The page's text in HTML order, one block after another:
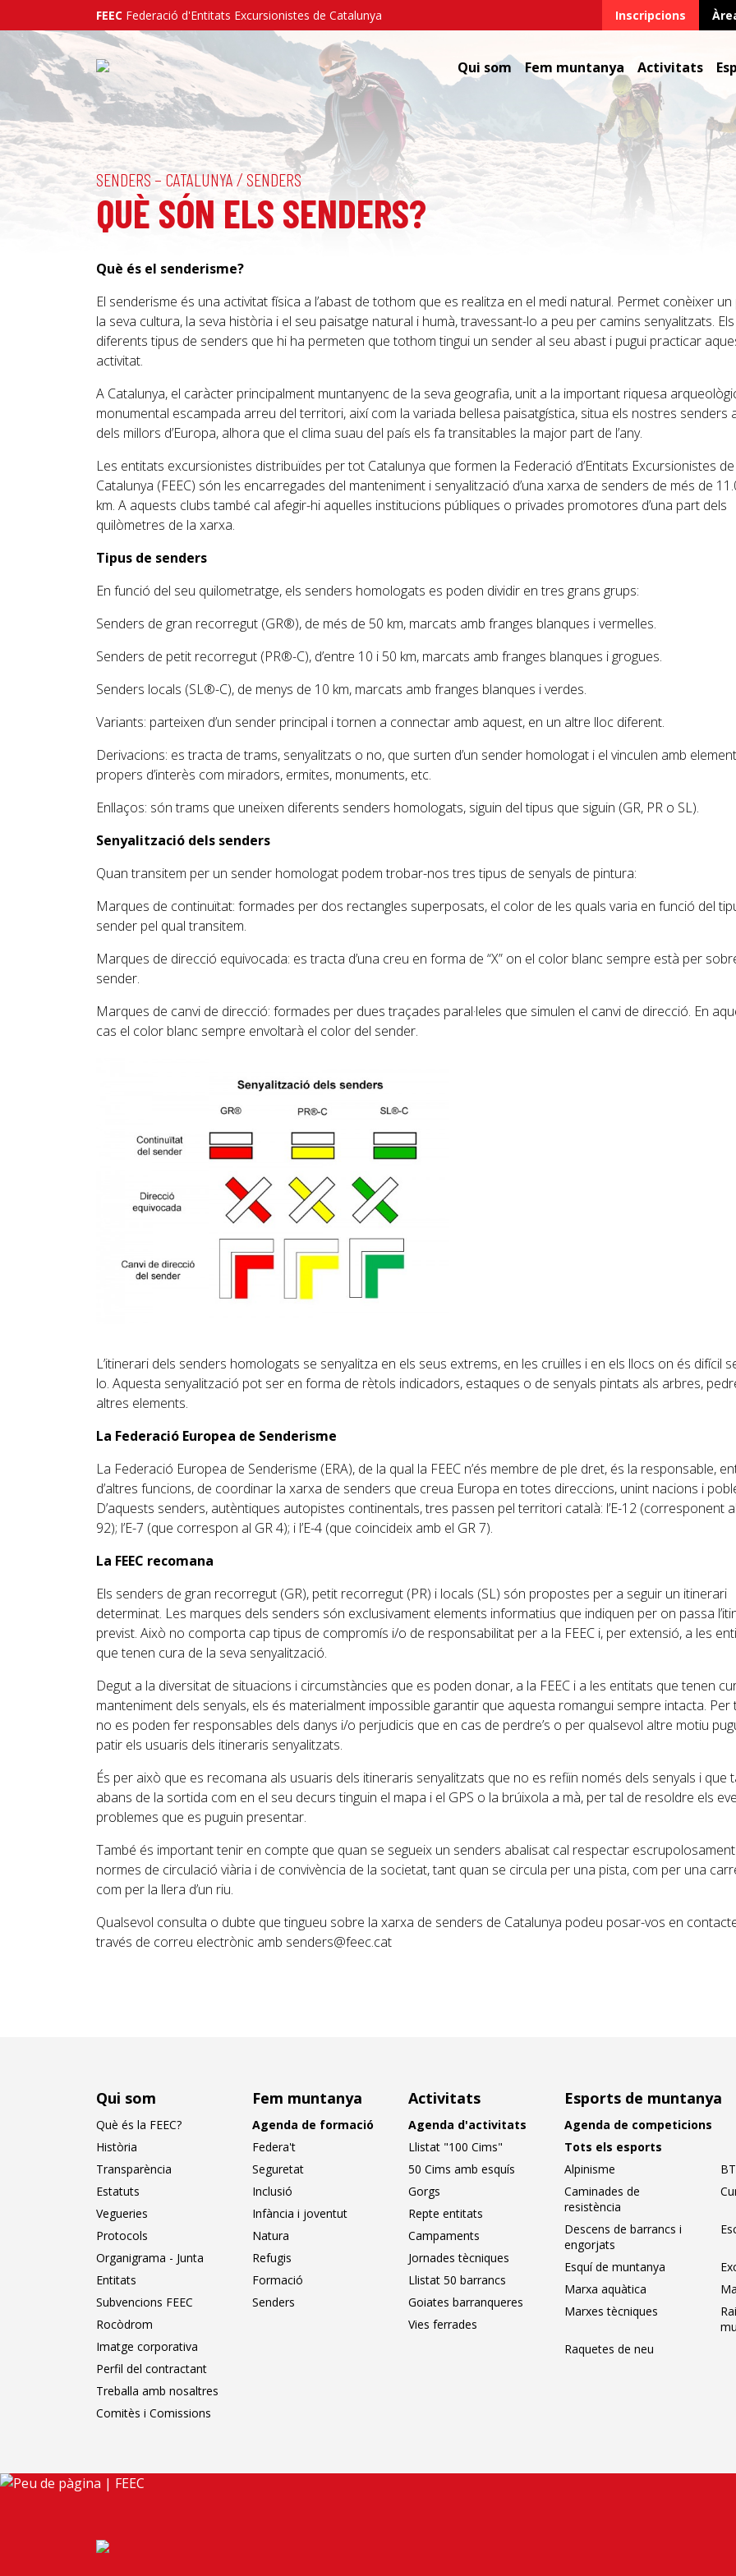
FEEC Federació d'Entitats Excursionistes de Catalunya Inscripcions
Qui som Fem muntanya Activitats
SENDERS – CATALUNYA/SENDERS
QUÈ SÓN ELS SENDERS?
Què és el senderisme?
El senderisme és una activitat física a l’abast de tothom que es realitza en el medi natural. Permet conèixer un
la seva cultura, la seva història i el seu paisatge natural i humà, travessant-lo a peu per camins senyalitzats. Els
diferents tipus de senders que hi ha permeten que tothom tingui un sender al seu abast i pugui practicar
activitat.
A Catalunya, el caràcter principalment muntanyenc de la seva geografia, unit a la important riquesa
monumental escampada arreu del territori, així com la variada bellesa paisatgística, situa els nostres senders
dels millors d’Europa, alhora que el clima suau del país els fa transitables la major part de l’any.
Les entitats excursionistes distribuïdes per tot Catalunya que formen la Federació d’Entitats Excursionistes de
Catalunya (FEEC) són les encarregades del manteniment i senyalització d’una xarxa de senders de més de
km. A aquests clubs també cal afegir-hi aquelles institucions públiques o privades promotores d’una part dels
quilòmetres de la xarxa.
Tipus de senders
En funció del seu quilometratge, els senders homologats es poden dividir en tres grans grups:
Senders de gran recorregut (GR®), de més de 50 km, marcats amb franges blanques i vermelles.
Senders de petit recorregut (PR®-C), d’entre 10 i 50 km, marcats amb franges blanques i grogues.
Senders locals (SL®-C), de menys de 10 km, marcats amb franges blanques i verdes.
Variants: parteixen d’un sender principal i tornen a connectar amb aquest, en un altre lloc diferent.
Derivacions: es tracta de trams, senyalitzats o no, que surten d’un sender homologat i el vinculen amb
propers d’interès com miradors, ermites, monuments, etc.
Enllaços: són trams que uneixen diferents senders homologats, siguin del tipus que siguin (GR, PR o SL).
Senyalització dels senders
Quan transitem per un sender homologat podem trobar-nos tres tipus de senyals de pintura:
Marques de continuïtat: formades per dos rectangles superposats, el color de les quals varia en funció del
sender pel qual transitem.
Marques de direcció equivocada: es tracta d’una creu en forma de “X” on el color blanc sempre està per
sender.
Marques de canvi de direcció: formades per dues traçades paral·leles que simulen el canvi de direcció. En
cas el color blanc sempre envoltarà el color del sender.
L’itinerari dels senders homologats se senyalitza en els seus extrems, en les cruïlles i en els llocs on és difícil
lo. Aquesta senyalització pot ser en forma de rètols indicadors, estaques o de senyals pintats als arbres,
altres elements.
La Federació Europea de Senderisme
La Federació Europea de Senderisme (ERA), de la qual la FEEC n’és membre de ple dret, és la responsable,
d’altres funcions, de coordinar la xarxa de senders que creua Europa en totes direccions, unint nacions i
D’aquests senders, autèntiques autopistes continentals, tres passen pel territori català: l’E-12 (corresponent
92); l’E-7 (que correspon al GR 4); i l’E-4 (que coincideix amb el GR 7).
La FEEC recomana
Els senders de gran recorregut (GR), petit recorregut (PR) i locals (SL) són propostes per a seguir un itinerari
determinat. Les marques dels senders són exclusivament elements informatius que indiquen per on passa
previst. Això no comporta cap tipus de compromís i/o de responsabilitat per a la FEEC i, per extensió, a les
que tenen cura de la seva senyalització.
Degut a la diversitat de situacions i circumstàncies que es poden donar, a la FEEC i a les entitats que tenen
manteniment dels senyals, els és materialment impossible garantir que aquesta romangui sempre intacta. Per
no es poden fer responsables dels danys i/o perjudicis que en cas de perdre’s o per qualsevol altre motiu
patir els usuaris dels itineraris senyalitzats.
És per això que es recomana als usuaris dels itineraris senyalitzats que no es refiïn només dels senyals i que
abans de la sortida com en el seu decurs tinguin el mapa i el GPS o la brúixola a mà, per tal de resoldre els
problemes que es puguin presentar.
També és important tenir en compte que quan se segueix un senders abalisat cal respectar
normes de circulació viària i de convivència de la societat, tant quan se circula per una pista, com per una
com per la llera d’un riu.
Qualsevol consulta o dubte que tingueu sobre la xarxa de senders de Catalunya podeu posar-vos en
través de correu electrònic amb senders@feec.cat
Qui som
Què és la FEEC?
Història
Transparència
Estatuts
Vegueries
Protocols
Organigrama - Junta
Entitats
Subvencions FEEC
Rocòdrom
Imatge corporativa
Perfil del contractant
Treballa amb nosaltres
Comitès i Comissions
Fem muntanya
Agenda de formació
Federa't
Seguretat
Inclusió
Infància i joventut
Natura
Refugis
Formació
Senders
Activitats
Agenda d'activitats
Llistat "100 Cims"
50 Cims amb esquís
Gorgs
Repte entitats
Campaments
Jornades tècniques
Llistat 50 barrancs
Goiates barranqueres
Vies ferrades
Esports de muntanya
Agenda de competicions
Tots els esports
Alpinisme
Caminades de
resistència
Descens de barrancs i
engorjats
Esquí de muntanya
Marxa aquàtica
Marxes tècniques
Raquetes de neu